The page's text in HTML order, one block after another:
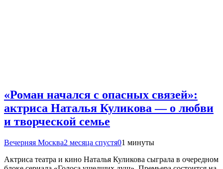
«Роман начался с опасных связей»:
актриса Наталья Куликова — о любви
и творческой семье
Вечерняя Москва2 месяца спустя01 минуты
Актриса театра и кино Наталья Куликова сыграла в очередном